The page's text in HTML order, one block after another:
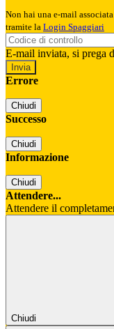
Non hai una e-mail
tramite la Login Spaggiari
E-mail inviata, si prega
Errore
Chiudi
Successo
Chiudi
Informazione
Chiudi
Attendere...
Attendere il
Chiudi